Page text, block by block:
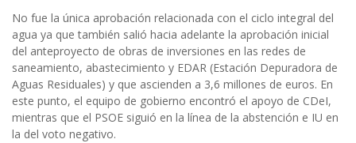
No fue la única aprobación relacionada con el ciclo integral del
agua ya que también salió hacia adelante la aprobación inicial
del anteproyecto de obras de inversiones en las redes de
saneamiento, abastecimiento y EDAR (Estación Depuradora de
Aguas Residuales) y que ascienden a 3,6 millones de euros. En
este punto, el equipo de gobierno encontró el apoyo de CDeI,
mientras que el PSOE siguió en la línea de la abstención e IU en
la del voto negativo.